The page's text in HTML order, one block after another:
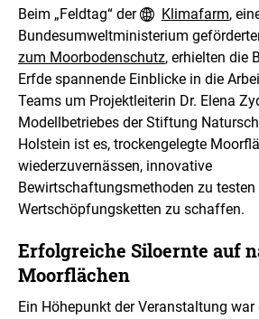
d
i
n
e
i
n
e
r
v
e
r
g
r
ß
e
r
t
Beim „Feldtag“ der Klimafarm,
Bundesumweltministerium
zum Moorbodenschutz, erhielten die
Erfde spannende Einblicke in die
Teams um Projektleiterin Dr. Elena
Modellbetriebes der Stiftung
Holstein ist es, trockengelegte
wiederzuvernässen, innovative
Bewirtschaftungsmethoden zu testen
Wertschöpfungsketten zu schaffen.
Erfolgreiche Siloernte auf
Moorflächen
Ein Höhepunkt der Veranstaltung